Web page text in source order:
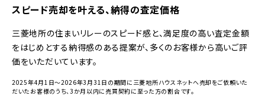
スピード売却を叶える、納得の査定価格
三菱地所の住まいリレーのスピード感と、満足度の高い査定金額
をはじめとする納得感のある提案が、多くのお客様から高いご評
価をいただいています。
2025年4月1日～2026年3月31日の期間に三菱地所ハウスネットへ売却をご依頼いた
だいたお客様のうち、3か月以内に売買契約に至った方の割合です。